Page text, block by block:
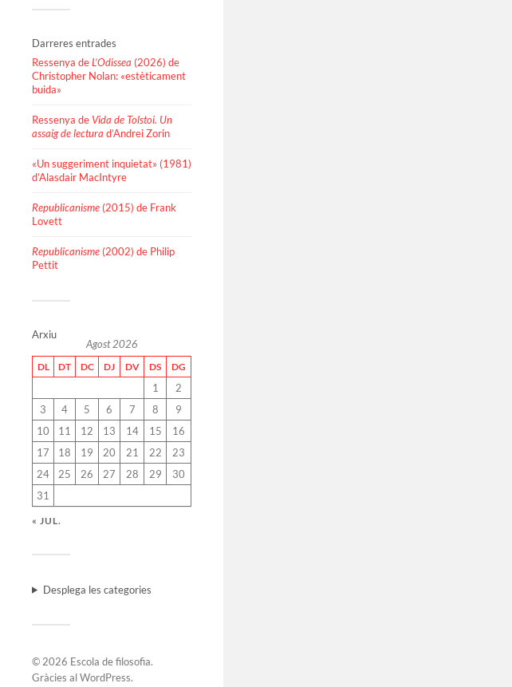
Darreres entrades
Ressenya deL’Odissea (2026) de
Christopher Nolan: «estèticament
buida»
Ressenya de Vida de Tolstoi. Un
assaig de lectura d’Andrei Zorin
«Un suggeriment inquietat» (1981)
d’Alasdair MacIntyre
Republicanisme (2015) de Frank
Lovett
Republicanisme (2002) de Philip
Pettit
Arxiu
Agost 2026
DL DT DC DJ DV DS DG
1
2
3
4 5 6 7 8
9
10
11 12 13 14 15
16
17
18 19 20 21 22
23
24
25 26 27 28 29
30
31
« JUL.
Desplega les categories
© 2026 Escola de filosofia.
Gràcies alWordPress.